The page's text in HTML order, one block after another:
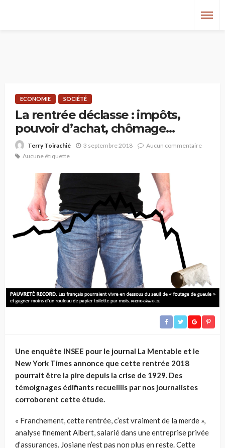
ECONOMIE SOCIÉTÉ
La rentrée déclasse : impôts,
pouvoir d’achat, chômage…
Terry Toirachié 3 septembre 2018
Aucun commentaire
Aucune étiquette
Une enquête INSEE pour le journal La Mentable et le
New York Times annonce que cette rentrée 2018
pourrait être la pire depuis la crise de 1929. Des
témoignages édifiants recueillis par nos journalistes
corroborent cette étude.
« Franchement, cette rentrée, c’est vraiment de la merde »,
analyse finement Albert, salarié dans une entreprise privée
d’assurances. Josiane n’est pas non plus en reste. Cette